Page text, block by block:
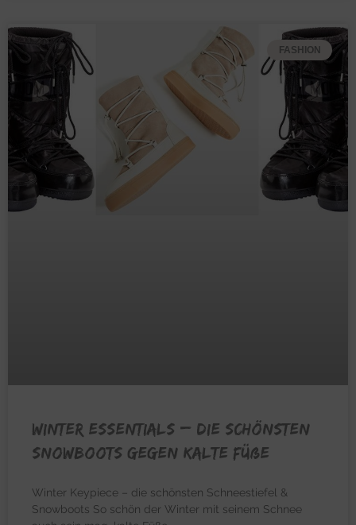
FASHION
WINTER ESSENTIALS – Die schönsten
Snowboots gegen kalte Füße
Winter Keypiece – die schönsten Schneestiefel &
Snowboots So schön der Winter mit seinem Schnee